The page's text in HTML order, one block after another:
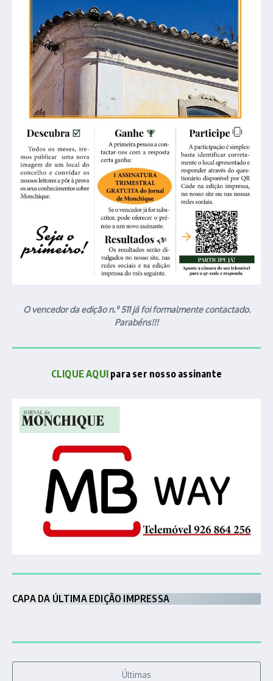
O vencedor da edição n.º 511 já foi formalmente contactado.
Parabéns!!!
CLIQUE AQUI para ser nosso assinante
CAPA DA ÚLTIMA EDIÇÃO IMPRESSA
Últimas